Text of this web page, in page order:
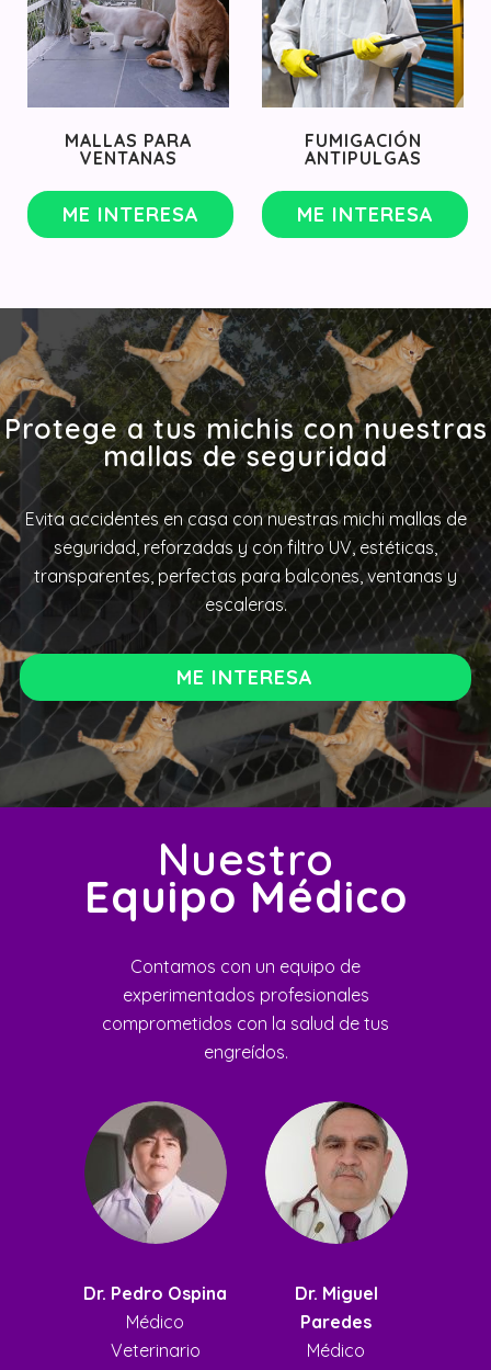
MALLAS PARA
VENTANAS
ME INTERESA
FUMIGACIÓN
ANTIPULGAS
ME INTERESA
Protege a tus michis con nuestras
mallas de seguridad
Evita accidentes en casa con nuestras michi mallas de
seguridad, reforzadas y con filtro UV, estéticas,
transparentes, perfectas para balcones, ventanas y
escaleras.
ME INTERESA
Nuestro
Equipo Médico
Contamos con un equipo de
experimentados profesionales
comprometidos con la salud de tus
engreídos.
Dr. Pedro Ospina
Médico
Veterinario
Dr. Miguel
Paredes
Médico